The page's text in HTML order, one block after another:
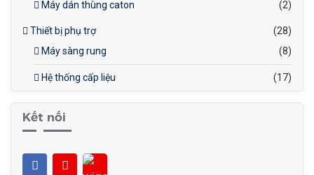
Máy dán thùng caton (2)
Thiết bị phụ trợ
(28)
Máy sàng rung
(8)
Hệ thống cấp liệu (17)
Kết nối